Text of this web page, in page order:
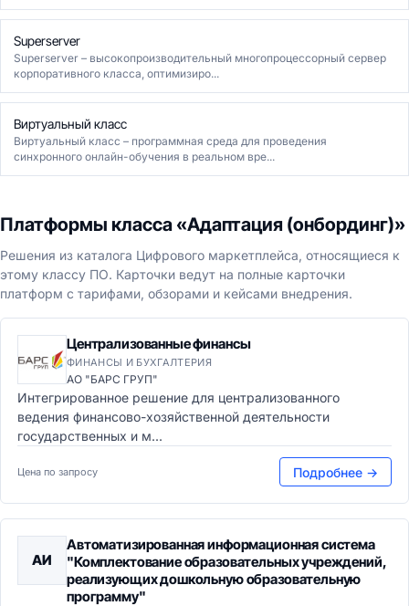
Superserver
Superserver – высокопроизводительный многопроцессорный сервер
корпоративного класса, оптимизиро...
Виртуальный класс
Виртуальный класс – программная среда для проведения
синхронного онлайн-обучения в реальном вре...
Платформы класса «Адаптация (онбординг)»
Решения из каталога Цифрового маркетплейса, относящиеся к
этому классу ПО. Карточки ведут на полные карточки
платформ с тарифами, обзорами и кейсами внедрения.
Централизованные финансы
ФИНАНСЫ И БУХГАЛТЕРИЯ
АО "БАРС ГРУП"
Интегрированное решение для централизованного
ведения финансово-хозяйственной деятельности
государственных и м...
Цена по запросу Подробнее →
АИ
Автоматизированная информационная система
"Комплектование образовательных учреждений,
реализующих дошкольную образовательную
программу"